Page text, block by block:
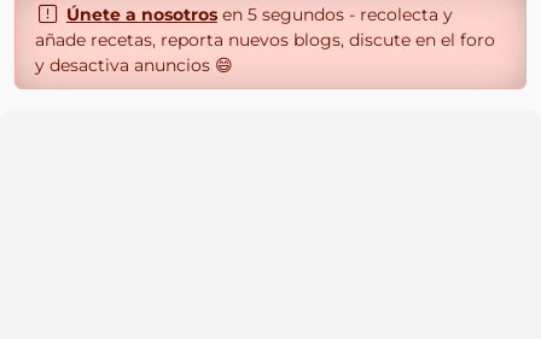
Únete a nosotrosen 5 segundos - recolecta y
añade recetas, reporta nuevos blogs, discute en el foro
y desactiva anuncios 😄